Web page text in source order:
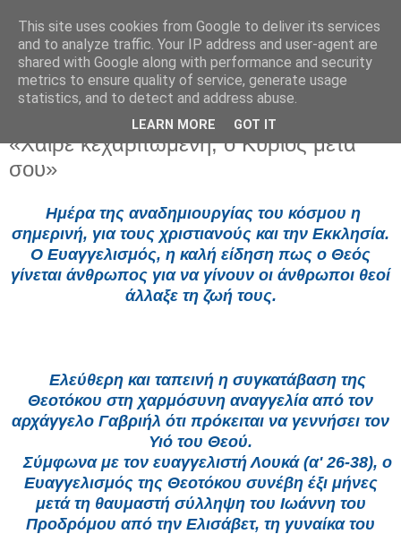
Τρίτη 25 Μαρτίου 2025
«Χαίρε κεχαριτωμένη, ο Κύριος μετά
σου»
Ημέρα της αναδημιουργίας του κόσμου η
σημερινή, για τους χριστιανούς και την Εκκλησία.
Ο Ευαγγελισμός, η καλή είδηση πως ο Θεός
γίνεται άνθρωπος για να γίνουν οι άνθρωποι θεοί
άλλαξε τη ζωή τους.
Ελεύθερη και ταπεινή η συγκατάβαση της
Θεοτόκου στη χαρμόσυνη αναγγελία από τον
αρχάγγελο Γαβριήλ ότι πρόκειται να γεννήσει τον
Υιό του Θεού.
Σύμφωνα με τον ευαγγελιστή Λουκά (α' 26-38), ο
Ευαγγελισμός της Θεοτόκου συνέβη έξι μήνες
μετά τη θαυμαστή σύλληψη του Ιωάννη του
Προδρόμου από την Ελισάβετ, τη γυναίκα του
This site uses cookies from Google to deliver its services
and to analyze traffic. Your IP address and user-agent are
shared with Google along with performance and security
metrics to ensure quality of service, generate usage
statistics, and to detect and address abuse.
LEARN MORE GOT IT